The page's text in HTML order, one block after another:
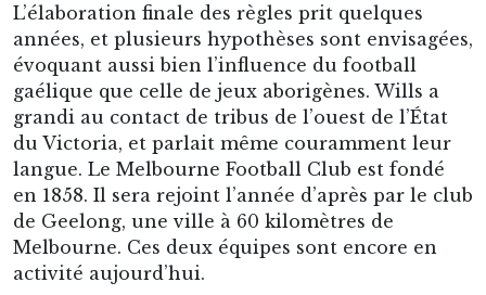
Victorian Rules, que l’on peut traduire par «
règles du Victoria », et cette dénomination est
capitale.
Melbourne, Sydney et la Barassi Line
Car au même moment, plus au nord de l’île-
continent, dans l’autre grande ville du pays, à
Sydney, le rugby-football a aussi été importé
d’Angleterre. Sauf que contrairement à
Melbourne, les sportifs de Sydney vont bien
plus embrasser la version de la ville de Rugby